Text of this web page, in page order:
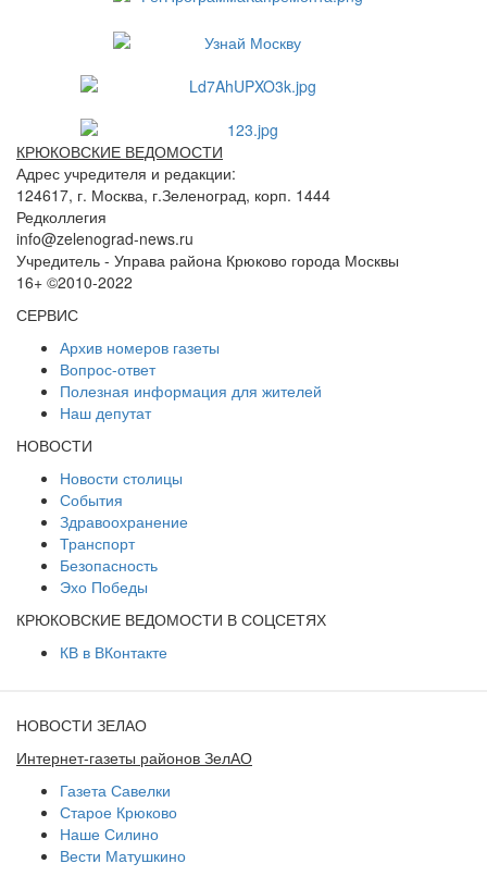
КРЮКОВСКИЕ ВЕДОМОСТИ
Адрес учредителя и редакции:
124617, г. Москва, г.Зеленоград, корп. 1444
Редколлегия
info@zelenograd-news.ru
Учредитель - Управа района Крюково города Москвы
16+ ©2010-2022
СЕРВИС
Архив номеров газеты
Вопрос-ответ
Полезная информация для жителей
Наш депутат
НОВОСТИ
Новости столицы
События
Здравоохранение
Транспорт
Безопасность
Эхо Победы
КРЮКОВСКИЕ ВЕДОМОСТИ В СОЦСЕТЯХ
КВ в ВКонтакте
НОВОСТИ ЗЕЛАО
Интернет-газеты районов ЗелАО
Газета Савелки
Старое Крюково
Наше Силино
Вести Матушкино